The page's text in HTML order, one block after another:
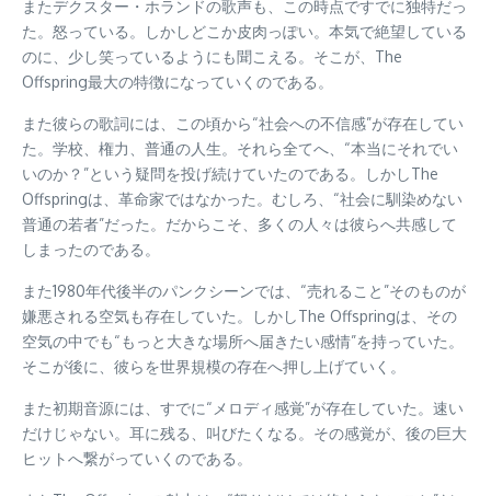
またデクスター・ホランドの歌声も、この時点ですでに独特だっ
た。怒っている。しかしどこか皮肉っぽい。本気で絶望している
のに、少し笑っているようにも聞こえる。そこが、The
Offspring最大の特徴になっていくのである。
また彼らの歌詞には、この頃から“社会への不信感”が存在してい
た。学校、権力、普通の人生。それら全てへ、“本当にそれでい
いのか？”という疑問を投げ続けていたのである。しかしThe
Offspringは、革命家ではなかった。むしろ、“社会に馴染めない
普通の若者”だった。だからこそ、多くの人々は彼らへ共感して
しまったのである。
また1980年代後半のパンクシーンでは、“売れること”そのものが
嫌悪される空気も存在していた。しかしThe Offspringは、その
空気の中でも“もっと大きな場所へ届きたい感情”を持っていた。
そこが後に、彼らを世界規模の存在へ押し上げていく。
また初期音源には、すでに“メロディ感覚”が存在していた。速い
だけじゃない。耳に残る、叫びたくなる。その感覚が、後の巨大
ヒットへ繋がっていくのである。